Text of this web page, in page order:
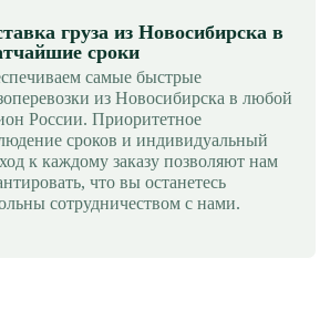
груза из Новосибирска в
сроки
самые быстрые
из Новосибирска в любой
России. Приоритетное
сроков и индивидуальный
к каждому заказу позволяют нам
что вы останетесь
сотрудничеством с нами.